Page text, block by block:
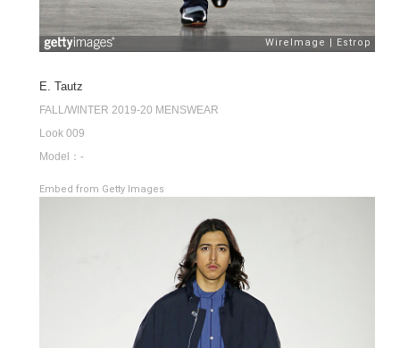
E. Tautz
FALL/WINTER 2019-20 MENSWEAR
Look 009
Model：-
Embed from Getty Images